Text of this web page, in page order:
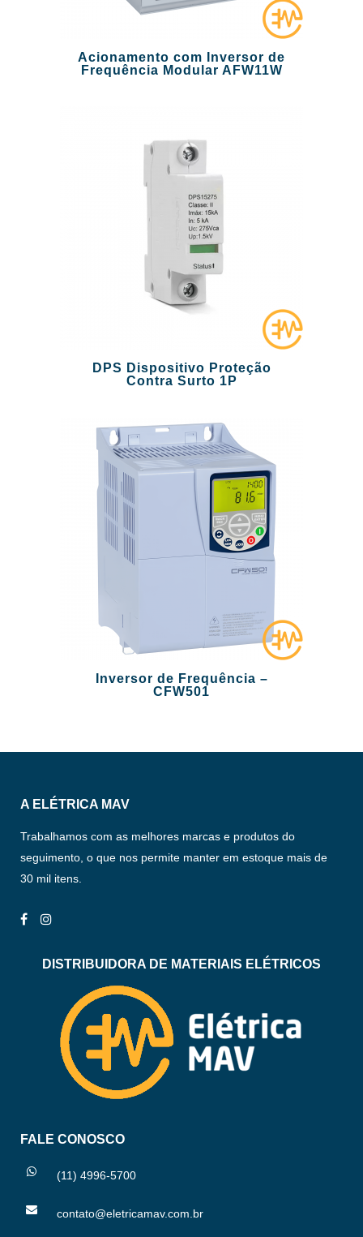
Acionamento com Inversor de
Frequência Modular AFW11W
DPS Dispositivo Proteção
Contra Surto 1P
Inversor de Frequência –
CFW501
A ELÉTRICA MAV
Trabalhamos com as melhores marcas e produtos do
seguimento, o que nos permite manter em estoque mais de
30 mil itens.
DISTRIBUIDORA DE MATERIAIS ELÉTRICOS
FALE CONOSCO
(11) 4996-5700
contato@eletricamav.com.br